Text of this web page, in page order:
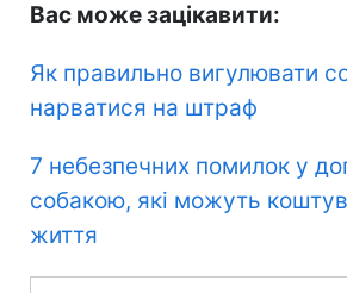
Вас може зацікавити:
Як правильно вигулювати
нарватися на штраф
7 небезпечних помилок у
собакою, які можуть
життя